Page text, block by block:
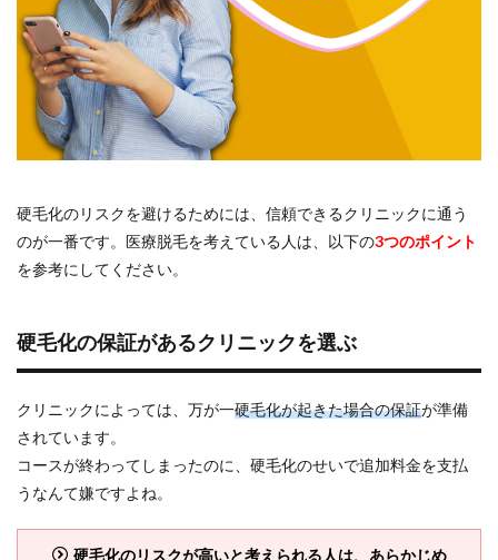
硬毛化のリスクを避けるためには、信頼できるクリニックに通う
のが一番です。医療脱毛を考えている人は、以下の3つのポイント
を参考にしてください。
硬毛化の保証があるクリニックを選ぶ
クリニックによっては、万が一硬毛化が起きた場合の保証が準備
されています。
コースが終わってしまったのに、硬毛化のせいで追加料金を支払
うなんて嫌ですよね。
硬毛化のリスクが高いと考えられる人は、あらかじめ